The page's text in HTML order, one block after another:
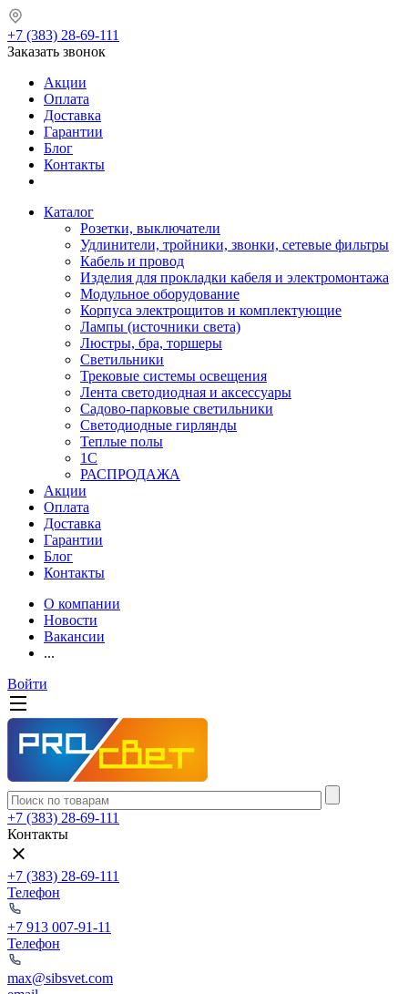
+7 (383) 28-69-111
Заказать звонок
Акции
Оплата
Доставка
Гарантии
Блог
Контакты
Каталог
Розетки, выключатели
Удлинители, тройники, звонки, сетевые фильтры
Кабель и провод
Изделия для прокладки кабеля и электромонтажа
Модульное оборудование
Корпуса электрощитов и комплектующие
Лампы (источники света)
Люстры, бра, торшеры
Светильники
Трековые системы освещения
Лента светодиодная и аксессуары
Садово-парковые светильники
Светодиодные гирлянды
Теплые полы
1С
РАСПРОДАЖА
Акции
Оплата
Доставка
Гарантии
Блог
Контакты
О компании
Новости
Вакансии
...
Войти
+7 (383) 28-69-111
Контакты
+7 (383) 28-69-111
Телефон
+7 913 007-91-11
Телефон
max@sibsvet.com